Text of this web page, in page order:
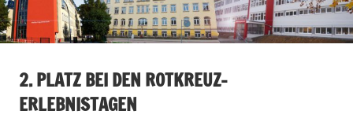
2. PLATZ BEI DEN ROTKREUZ-
ERLEBNISTAGEN